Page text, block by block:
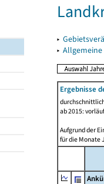
▸
▸
Ergebnisse
ab 2015:
Aufgrund der
für die Monate